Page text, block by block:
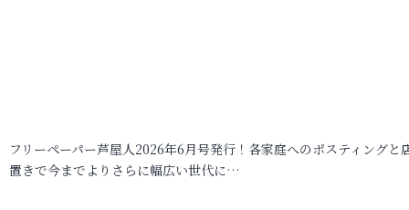
フリーペーパー芦屋人2026年6月号発行！各家庭へのポスティングと
置きで今までよりさらに幅広い世代に…